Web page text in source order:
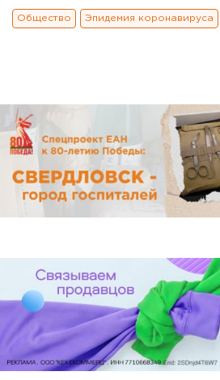
Общество Эпидемия коронавируса